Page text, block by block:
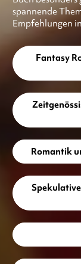
spannende
Empfehlungen
Fantasy
Romantik